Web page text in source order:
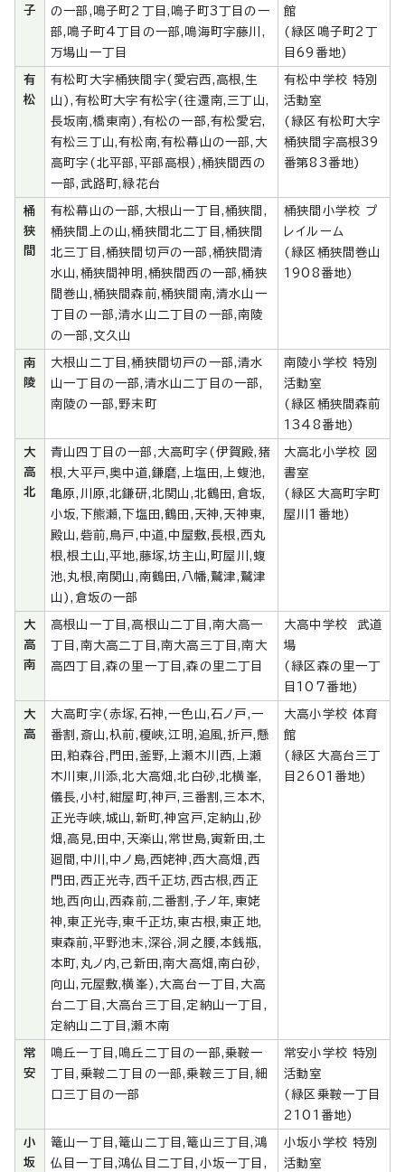
子
の一部,鳴子町2丁目,鳴子町3丁目の一
部,鳴子町4丁目の一部,鳴海町字藤川,
万場山一丁目
館
(緑区鳴子町2丁
目69番地)
有
松
有松町大字桶狭間字(愛宕西,高根,生
山),有松町大字有松字(往還南,三丁山,
長坂南,橋東南),有松の一部,有松愛宕,
有松三丁山,有松南,有松幕山の一部,大
高町字(北平部,平部高根),桶狭間西の
一部,武路町,緑花台
有松中学校 特別
活動室
(緑区有松町大字
桶狭間字高根39
番第83番地)
桶
狭
間
有松幕山の一部,大根山一丁目,桶狭間,
桶狭間上の山,桶狭間北二丁目,桶狭間
北三丁目,桶狭間切戸の一部,桶狭間清
水山,桶狭間神明,桶狭間西の一部,桶狭
間巻山,桶狭間森前,桶狭間南,清水山一
丁目の一部,清水山二丁目の一部,南陵
の一部,文久山
桶狭間小学校 プ
レイルーム
(緑区桶狭間巻山
1908番地)
南
陵
大根山二丁目,桶狭間切戸の一部,清水
山一丁目の一部,清水山二丁目の一部,
南陵の一部,野末町
南陵小学校 特別
活動室
(緑区桶狭間森前
1348番地)
大
高
北
青山四丁目の一部,大高町字(伊賀殿,猪
根,大平戸,奥中道,鎌磨,上塩田,上蝮池,
亀原,川原,北鎌研,北関山,北鶴田,倉坂,
小坂,下熊瀬,下塩田,鶴田,天神,天神東,
殿山,砦前,鳥戸,中道,中屋敷,長根,西丸
根,根土山,平地,藤塚,坊主山,町屋川,蝮
池,丸根,南関山,南鶴田,八幡,鷲津,鷲津
山),倉坂の一部
大高北小学校 図
書室
(緑区大高町字町
屋川1番地)
大
高
南
高根山一丁目,高根山二丁目,南大高一
丁目,南大高二丁目,南大高三丁目,南大
高四丁目,森の里一丁目,森の里二丁目
大高中学校 武道
場
(緑区森の里一丁
目107番地)
大
高
大高町字(赤塚,石神,一色山,石ノ戸,一
番割,斎山,杁前,榎峡,江明,追風,折戸,懸
田,粕森谷,門田,釜野,上瀬木川西,上瀬
木川東,川添,北大高畑,北白砂,北横峯,
儀長,小村,紺屋町,神戸,三番割,三本木,
正光寺峡,城山,新町,神宮戸,定納山,砂
畑,高見,田中,天楽山,常世島,寅新田,土
廻間,中川,中ノ島,西姥神,西大高畑,西
門田,西正光寺,西千正坊,西古根,西正
地,西向山,西森前,二番割,子ノ年,東姥
神,東正光寺,東千正坊,東古根,東正地,
東森前,平野池末,深谷,洞之腰,本銭瓶,
本町,丸ノ内,己新田,南大高畑,南白砂,
向山,元屋敷,横峯),大高台一丁目,大高
台二丁目,大高台三丁目,定納山一丁目,
定納山二丁目,瀬木南
大高小学校 体育
館
(緑区大高台三丁
目2601番地)
常
安
鳴丘一丁目,鳴丘二丁目の一部,乗鞍一
丁目,乗鞍二丁目の一部,乗鞍三丁目,細
口三丁目の一部
常安小学校 特別
活動室
(緑区乗鞍一丁目
2101番地)
小
坂
篭山一丁目,篭山二丁目,篭山三丁目,鴻
仏目一丁目,鴻仏目二丁目,小坂一丁目,
小坂小学校 特別
活動室